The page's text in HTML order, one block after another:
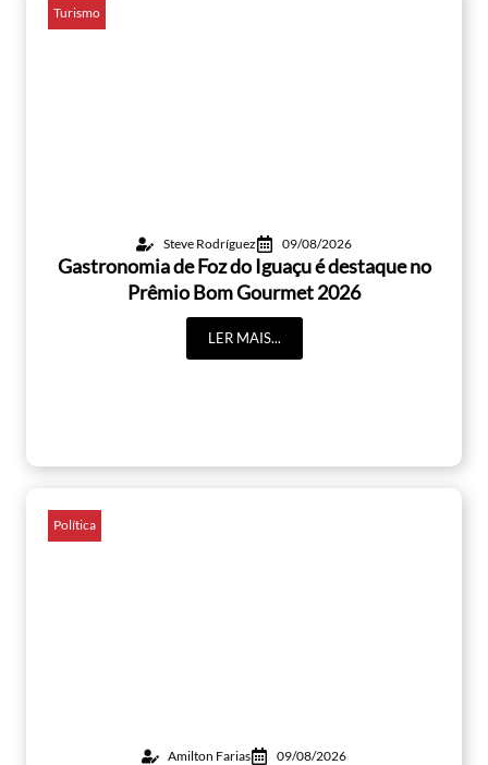
Turismo
Steve Rodríguez 09/08/2026
Gastronomia de Foz do Iguaçu é destaque no
Prêmio Bom Gourmet 2026
LER MAIS...
Política
Amilton Farias 09/08/2026